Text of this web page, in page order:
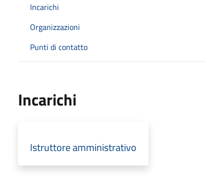
Incarichi
Organizzazioni
Punti di contatto
Incarichi
Istruttore amministrativo